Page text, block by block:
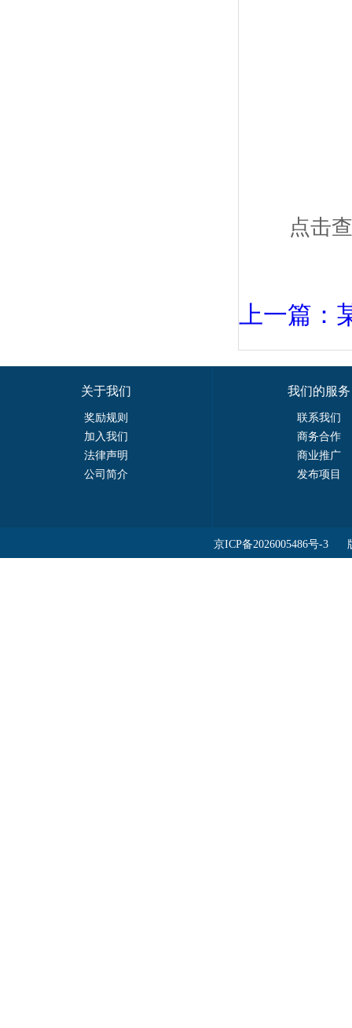
点击
上一篇：
关于我们
奖励规则
加入我们
法律声明
公司简介
我们的服务
联系我们
商务合作
商业推广
发布项目
京ICP备2026005486号-3